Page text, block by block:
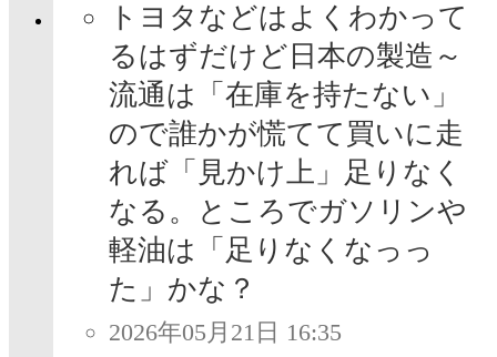
トヨタなどはよくわかって
るはずだけど日本の製造～
流通は「在庫を持たない」
ので誰かが慌てて買いに走
れば「見かけ上」足りなく
なる。ところでガソリンや
軽油は「足りなくなっっ
た」かな？
2026年05月21日 16:35